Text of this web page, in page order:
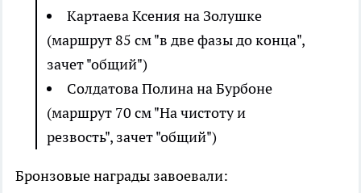
Картаева Ксения на Золушке
(маршрут 85 см "в две фазы до конца",
зачет "общий")
Солдатова Полина на Бурбоне
(маршрут 70 см "На чистоту и
резвость", зачет "общий")
Бронзовые награды завоевали: